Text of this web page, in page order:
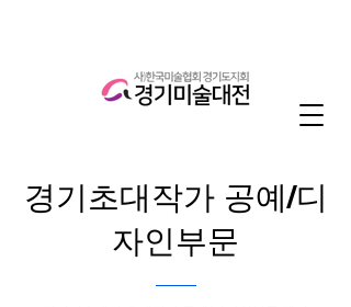
경기초대작가 공예/디
자인부문